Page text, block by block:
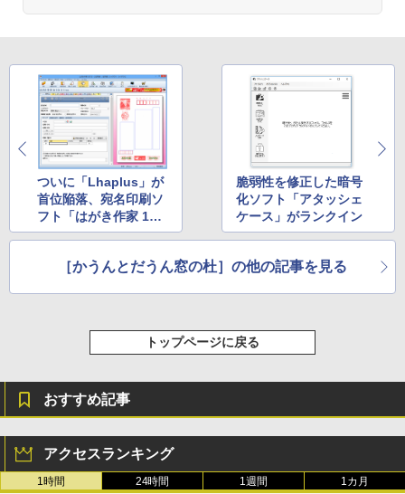
￥27,980
Amazon Kindle Paperwhite (16GB) 7イ
ンチディスプレイ、色調調節ライト、12
週間持続バッテリー、広告なし、ブラッ
ク
￥22,980
Amazon Kindle Colorsoft | 16GBストレ
イ、色調調節ライト、最大8週間持続バッ
売)
New Amazon Kindle Scribe Colorsoft |
レージ、ノート機能搭載、明るさ自動調
整、色調調節ライト、プレミアムペン付
き、グラファイト
ついに「Lhaplus」が
首位陥落、宛名印刷ソ
フト「はがき作家 10 F
ree」がトップに
脆弱性を修正した暗号
化ソフト「アタッシェ
ケース」がランクイン
［かうんとだうん窓の杜］の他の記事を見る
トップページに戻る
おすすめ記事
アクセスランキング
1時間 24時間 1週間 1カ月